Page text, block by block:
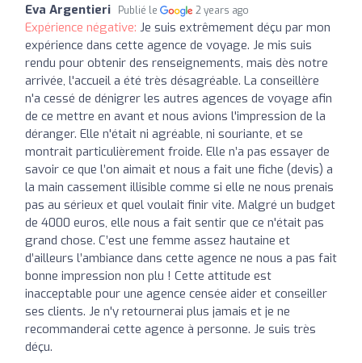
Eva Argentieri Publié le 2 years ago
Expérience négative: Je suis extrêmement déçu par mon
expérience dans cette agence de voyage. Je mis suis
rendu pour obtenir des renseignements, mais dès notre
arrivée, l'accueil a été très désagréable. La conseillère
n'a cessé de dénigrer les autres agences de voyage afin
de ce mettre en avant et nous avions l'impression de la
déranger. Elle n'était ni agréable, ni souriante, et se
montrait particulièrement froide. Elle n’a pas essayer de
savoir ce que l’on aimait et nous a fait une fiche (devis) a
la main cassement illisible comme si elle ne nous prenais
pas au sérieux et quel voulait finir vite. Malgré un budget
de 4000 euros, elle nous a fait sentir que ce n'était pas
grand chose. C’est une femme assez hautaine et
d’ailleurs l’ambiance dans cette agence ne nous a pas fait
bonne impression non plu ! Cette attitude est
inacceptable pour une agence censée aider et conseiller
ses clients. Je n'y retournerai plus jamais et je ne
recommanderai cette agence à personne. Je suis très
déçu.